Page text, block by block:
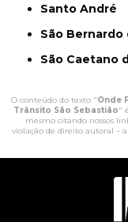
Santo André
São
São Caetano
O conteúdo do texto "Onde
Trânsito São Sebastião"
mesmo citando nossos
violação de direito autoral –